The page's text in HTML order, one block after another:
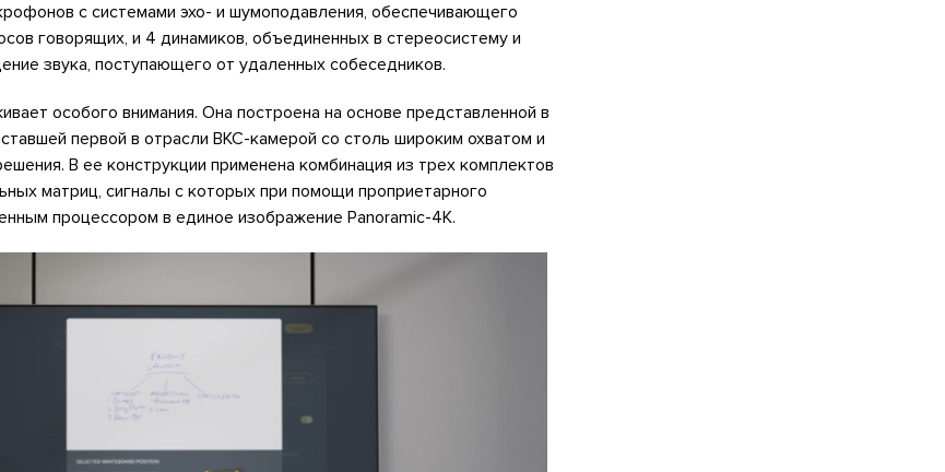
с системами эхо- и шумоподавления, обеспечивающего
говорящих, и 4 динамиков, объединенных в стереосистему и
звука, поступающего от удаленных собеседников.
особого внимания. Она построена на основе представленной в
первой в отрасли ВКС-камерой со столь широким охватом и
В ее конструкции применена комбинация из трех комплектов
матриц, сигналы с которых при помощи проприетарного
процессором в единое изображение Panoramic-4K.